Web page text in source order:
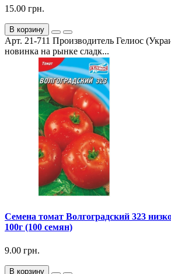
15.00 грн.
В корзину
Арт. 21-711 Производитель Гелиос
новинка на рынке сладк...
Семена томат Волгоградский 323
100г (100 семян)
9.00 грн.
В корзину